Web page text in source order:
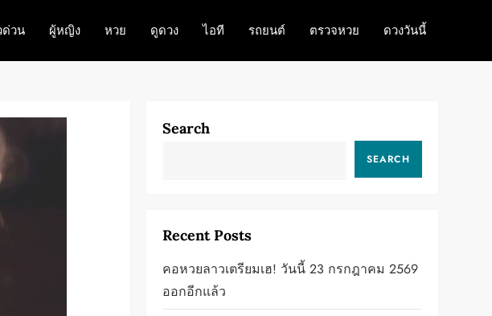
วน ผู้หญิง หวย ดูดวง ไอที รถยนต์ ตรวจหวย ดวงวันนี้
Search
SEARCH
Recent Posts
คอหวยลาวเตรียมเฮ! วันนี้ 23 กรกฎาคม 2569
ออกอีกแล้ว